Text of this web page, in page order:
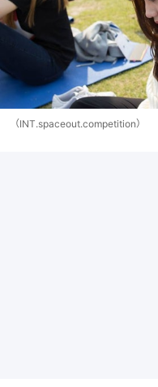
（INT.spaceout.competition）